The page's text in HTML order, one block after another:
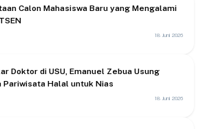
Calon Mahasiswa Baru yang Mengalami
18 Juni 2026
Doktor di USU, Emanuel Zebua Usung
Halal untuk Nias
18 Juni 2026